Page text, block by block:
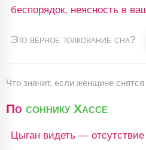
беспорядок, неясность в
Это верное толкование сна?
Что значит, если женщине
По соннику Хассе
Цыган видеть —